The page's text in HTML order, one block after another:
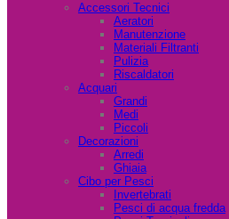
Accessori Tecnici
Aeratori
Manutenzione
Materiali Filtranti
Pulizia
Riscaldatori
Acquari
Grandi
Medi
Piccoli
Decorazioni
Arredi
Ghiaia
Cibo per Pesci
Invertebrati
Pesci di acqua fredda